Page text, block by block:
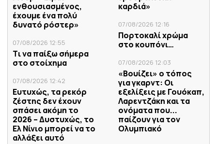
ενθουσιασμένος,
έχουμε ένα πολύ
δυνατό ρόστερ»
07/08/2026 12:55
Tι να παίξω σήμερα
στο στοίχημα
07/08/2026 12:42
Ευτυχώς, τα ρεκόρ
ζέστης δεν έχουν
σπάσει ακόμη το
2026 – Δυστυχώς, το
Ελ Νίνιο μπορεί να το
αλλάξει αυτό
καρδιά»
07/08/2026 12:16
Πορτοκαλί χρώμα
στο κουπόνι…
07/08/2026 12:03
«Βουίζει» ο τόπος
για γκαρντ: Οι
εξελίξεις με Γουόκαπ,
Λαρεντζάκη και τα
ονόματα που...
παίζουν για τον
Ολυμπιακό